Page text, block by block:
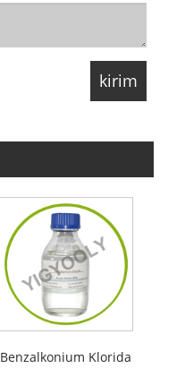
Benzalkonium Klorida